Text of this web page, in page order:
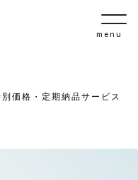
menu
価格・定期納品サービス